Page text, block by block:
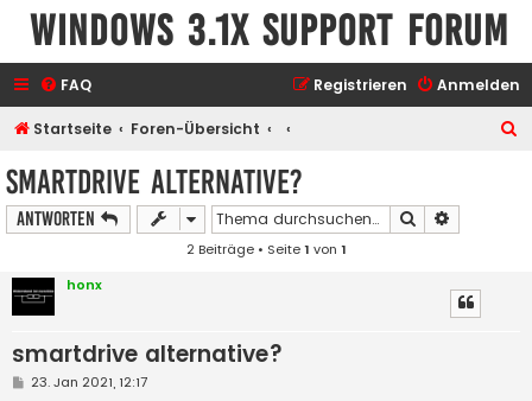
Windows 3.1x Support Forum
FAQ Anmelden
Registrieren
Startseite Foren-Übersicht
smartdrive alternative?
Antworten Suche
2 Beiträge • Seite1 von 1
honx
smartdrive alternative?
B23. Jan 2021, 12:17